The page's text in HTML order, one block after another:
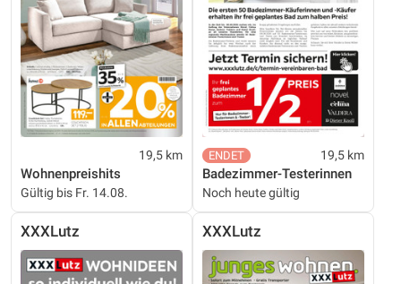
19,5 km
Wohnenpreishits
Gültig bis Fr. 14.08.
19,5 km
Badezimmer-Testerinnen
Noch heute gültig
XXXLutz XXXLutz